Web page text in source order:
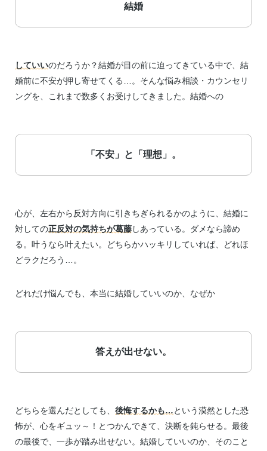
結婚
していいのだろうか？結婚が目の前に迫ってきている中で、結
婚前に不安が押し寄せてくる…。そんな悩み相談・カウンセリ
ングを、これまで数多くお受けしてきました。結婚への
「不安」と「理想」。
心が、左右から反対方向に引きちぎられるかのように、結婚に
対しての正反対の気持ちが葛藤しあっている。ダメなら諦め
る。叶うなら叶えたい。どちらかハッキリしていれば、どれほ
どラクだろう…。
どれだけ悩んでも、本当に結婚していいのか、なぜか
答えが出せない。
どちらを選んだとしても、 後悔するかも…という漠然とした恐
怖が、心をギュッ～！とつかんできて、決断を鈍らせる。最後
の最後で、一歩が踏み出せない。結婚していいのか、そのこと